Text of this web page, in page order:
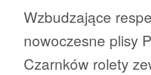
Wzbudzające
nowoczesne plisy
Czarnków rolety